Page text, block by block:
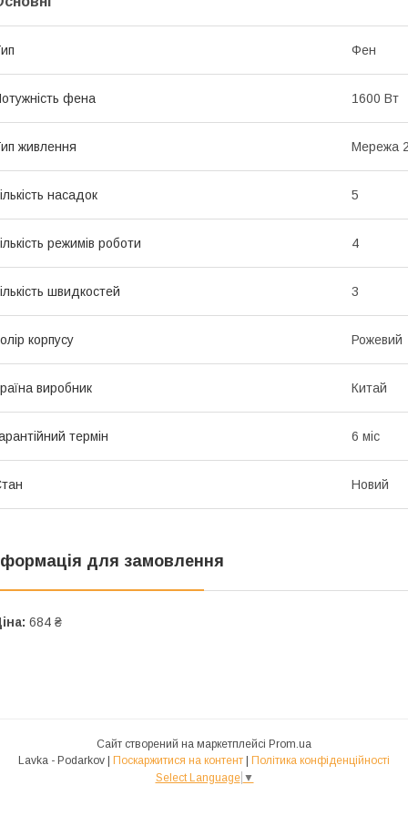
Фен
фена 1600 Вт
живлення Мережа
насадок 5
режимів роботи 4
швидкостей 3
корпусу Рожевий
виробник Китай
термін 6 міс
Новий
для замовлення
684 ₴
Сайт створений на маркетплейсі Prom.ua
Поскаржитися на контент
Політика конфіденційності
Select Language ▼